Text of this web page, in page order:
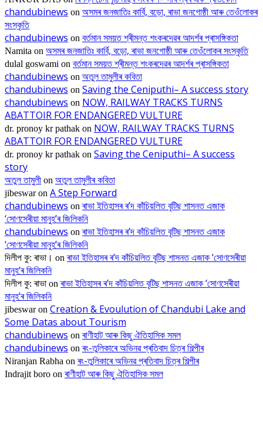
chandubinews on অসমৰ জনজাতিঃ কাৰ্বি, বড়ো, ৰাভা জনগোষ্ঠী আৰু তেওঁলোকৰ
সংস্কৃতি
chandubinews on বৰ্তমান সময়ত শ্ৰীমন্ত শংকৰদেৱৰ আদৰ্শৰ প্ৰাসঙ্গিকতা
Namita on অসমৰ জনজাতিঃ কাৰ্বি, বড়ো, ৰাভা জনগোষ্ঠী আৰু তেওঁলোকৰ সংস্কৃতি
dulal goswami on বৰ্তমান সময়ত শ্ৰীমন্ত শংকৰদেৱৰ আদৰ্শৰ প্ৰাসঙ্গিকতা
chandubinews on অতুল তামুলীৰ কবিতা
chandubinews on Saving the Ceniputhi– A success story
chandubinews on NOW, RAILWAY TRACKS TURNS
ABATTOIR FOR ENDANGERED VULTURE
dr. pronoy kr pathak on NOW, RAILWAY TRACKS TURNS
ABATTOIR FOR ENDANGERED VULTURE
dr. pronoy kr pathak on Saving the Ceniputhi– A success
story
অতুল তামুলী on অতুল তামুলীৰ কবিতা
jibeswaron A Step Forward
chandubinews onৰাভা ইতিহাসৰ ৰ’দ কাঁচিয়লিত বৃটিছ শাসনত এজাক
‘সোণসেৰীয়া মানুহ’ৰ জিলিকনি
chandubinews onৰাভা ইতিহাসৰ ৰ’দ কাঁচিয়লিত বৃটিছ শাসনত এজাক
‘সোণসেৰীয়া মানুহ’ৰ জিলিকনি
দিলীপ কু: ৰাভা। onৰাভা ইতিহাসৰ ৰ’দ কাঁচিয়লিত বৃটিছ শাসনত এজাক ‘সোণসেৰীয়া
মানুহ’ৰ জিলিকনি
দিলীপ কু: ৰাভা onৰাভা ইতিহাসৰ ৰ’দ কাঁচিয়লিত বৃটিছ শাসনত এজাক ‘সোণসেৰীয়া
মানুহ’ৰ জিলিকনি
jibeswaron Creation & Evoulution of Chandubi Lake and
Some Datas about Tourism
chandubinews onৰাণীহাট আৰু কিছু ঐতিহাসিক সমল
chandubinews onৰং-তুলিকাৰে অভিনৱ প্ৰতিবাদ চিত্ৰ শিল্পীৰ
Niranjan Rabha onৰং-তুলিকাৰে অভিনৱ প্ৰতিবাদ চিত্ৰ শিল্পীৰ
Indrajit boro onৰাণীহাট আৰু কিছু ঐতিহাসিক সমল